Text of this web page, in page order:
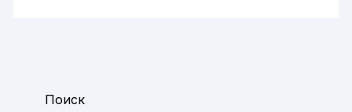
Поиск